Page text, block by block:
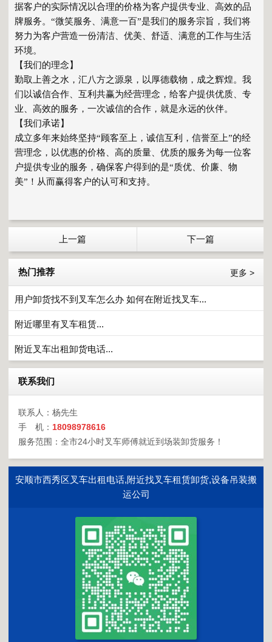
据客户的实际情况以合理的价格为客户提供专业、高效的品
牌服务。“微笑服务、满意一百”是我们的服务宗旨，我们将
努力为客户营造一份清洁、优美、舒适、满意的工作与生活
环境。
【我们的理念】
勤取上善之水，汇八方之源泉，以厚德载物，成之辉煌。我
们以诚信合作、互利共赢为经营理念，给客户提供优质、专
业、高效的服务，一次诚信的合作，就是永远的伙伴。
【我们承诺】
成立多年来始终坚持“顾客至上，诚信互利，信誉至上”的经
营理念，以优惠的价格、高的质量、优质的服务为每一位客
户提供专业的服务，确保客户得到的是“质优、价廉、物
美”！从而赢得客户的认可和支持。
上一篇 下一篇
热门推荐 更多 >
用户卸货找不到叉车怎么办 如何在附近找叉车...
附近哪里有叉车租赁...
附近叉车出租卸货电话...
联系我们
联系人：杨先生
手 机： 18098978616
服务范围：全市24小时叉车师傅就近到场装卸货服务！
安顺市西秀区叉车出租电话,附近找叉车租赁卸货,设备吊装搬
运公司